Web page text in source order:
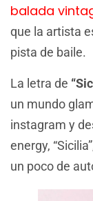
balada
que la artista
pista de baile.
La letra de
un mundo
instagram y
energy,
un poco de